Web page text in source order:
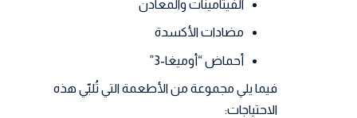
الفيتامينات والمعادن
مضادات الأكسدة
أحماض “أوميغا-3”
فيما يلي مجموعة من الأطعمة التي تُلبّي هذه
الاحتياجات: